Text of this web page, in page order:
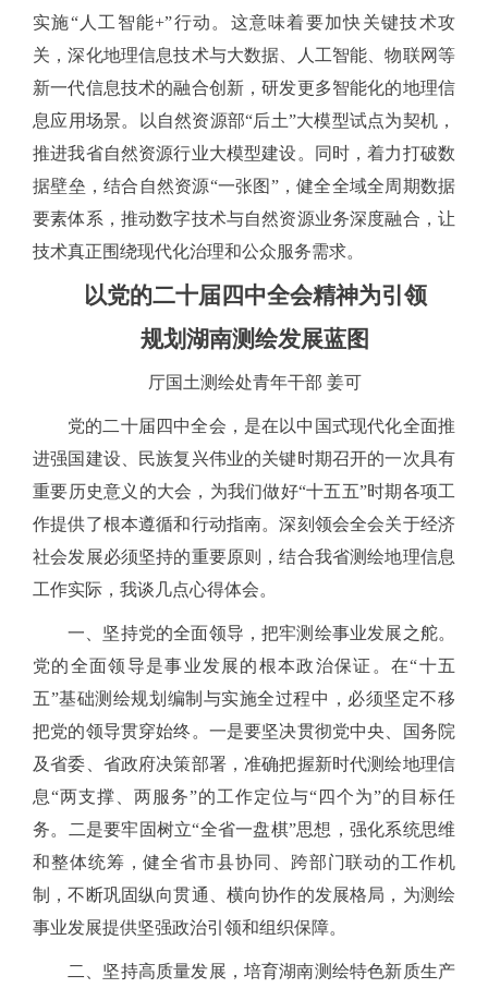
实施“人工智能+”行动。这意味着要加快关键技术攻
关，深化地理信息技术与大数据、人工智能、物联网等
新一代信息技术的融合创新，研发更多智能化的地理信
息应用场景。以自然资源部“后土”大模型试点为契机，
推进我省自然资源行业大模型建设。同时，着力打破数
据壁垒，结合自然资源“一张图”，健全全域全周期数据
要素体系，推动数字技术与自然资源业务深度融合，让
技术真正围绕现代化治理和公众服务需求。
以党的二十届四中全会精神为引领
规划湖南测绘发展蓝图
厅国土测绘处青年干部 姜可
党的二十届四中全会，是在以中国式现代化全面推
进强国建设、民族复兴伟业的关键时期召开的一次具有
重要历史意义的大会，为我们做好“十五五”时期各项工
作提供了根本遵循和行动指南。深刻领会全会关于经济
社会发展必须坚持的重要原则，结合我省测绘地理信息
工作实际，我谈几点心得体会。
一、坚持党的全面领导，把牢测绘事业发展之舵。
党的全面领导是事业发展的根本政治保证。在“十五
五”基础测绘规划编制与实施全过程中，必须坚定不移
把党的领导贯穿始终。一是要坚决贯彻党中央、国务院
及省委、省政府决策部署，准确把握新时代测绘地理信
息“两支撑、两服务”的工作定位与“四个为”的目标任
务。二是要牢固树立“全省一盘棋”思想，强化系统思维
和整体统筹，健全省市县协同、跨部门联动的工作机
制，不断巩固纵向贯通、横向协作的发展格局，为测绘
事业发展提供坚强政治引领和组织保障。
二、坚持高质量发展，培育湖南测绘特色新质生产